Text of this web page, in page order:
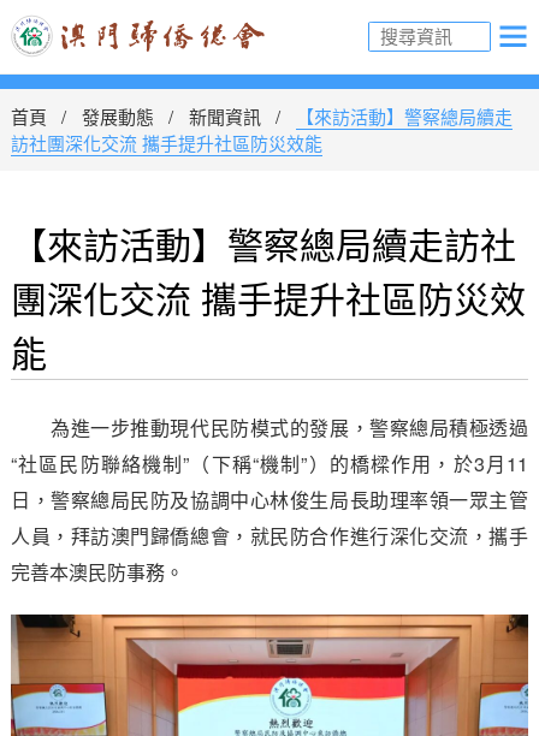
首頁 發展動態 新聞資訊
【來訪活動】警察總局續走
訪社團深化交流 攜手提升社區防災效能
【來訪活動】警察總局續走訪社
團深化交流 攜手提升社區防災效
能
為進一步推動現代民防模式的發展，警察總局積極透過
“社區民防聯絡機制”（下稱“機制”）的橋樑作用，於3月11
日，警察總局民防及協調中心林俊生局長助理率領一眾主管
人員，拜訪澳門歸僑總會，就民防合作進行深化交流，攜手
完善本澳民防事務。